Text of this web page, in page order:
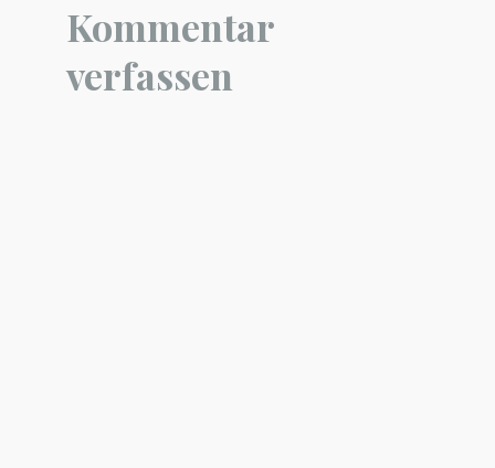
Kommentar
verfassen